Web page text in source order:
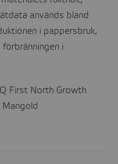
används bland
i pappersbruk,
i
First North Growth
Mangold